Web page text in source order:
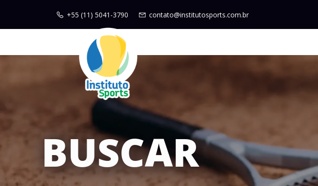
+55 (11) 5041-3790 contato@institutosports.com.br
BUSCAR